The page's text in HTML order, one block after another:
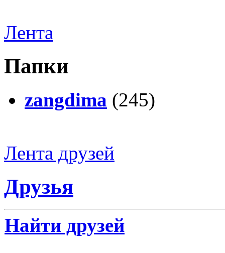
Лента
Папки
zangdima (245)
Лента друзей
Друзья
Найти друзей